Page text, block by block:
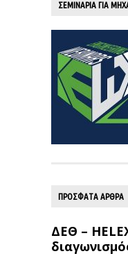
ΣΕΜΙΝΑΡΙΑ ΓΙΑ
ΠΡΟΣΦΑΤΑ ΑΡΘΡΑ
ΔΕΘ –